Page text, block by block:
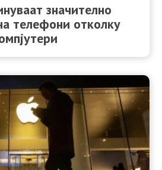
значително
телефони отколку